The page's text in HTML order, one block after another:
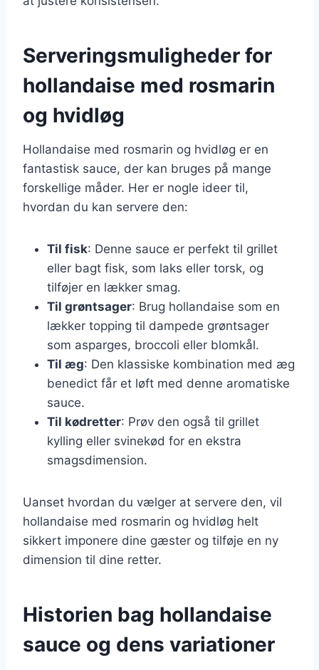
Serveringsmuligheder for
hollandaise med rosmarin
og hvidløg
Hollandaise med rosmarin og hvidløg er en
fantastisk sauce, der kan bruges på mange
forskellige måder. Her er nogle ideer til,
hvordan du kan servere den:
Til fisk: Denne sauce er perfekt til grillet
eller bagt fisk, som laks eller torsk, og
tilføjer en lækker smag.
Til grøntsager: Brug hollandaise som en
lækker topping til dampede grøntsager
som asparges, broccoli eller blomkål.
Til æg: Den klassiske kombination med æg
benedict får et løft med denne aromatiske
sauce.
Til kødretter: Prøv den også til grillet
kylling eller svinekød for en ekstra
smagsdimension.
Uanset hvordan du vælger at servere den, vil
hollandaise med rosmarin og hvidløg helt
sikkert imponere dine gæster og tilføje en ny
dimension til dine retter.
Historien bag hollandaise
sauce og dens variationer